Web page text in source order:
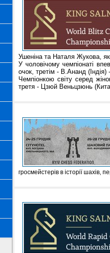
Ушеніна та Наталя Жукова,
У чоловічому чемпіонаті
очок, третім - В.Ананд
Чемпіонкою світу серед
третя - Цзюй Веньцзюнь
гросмейстерів в історії шахів,